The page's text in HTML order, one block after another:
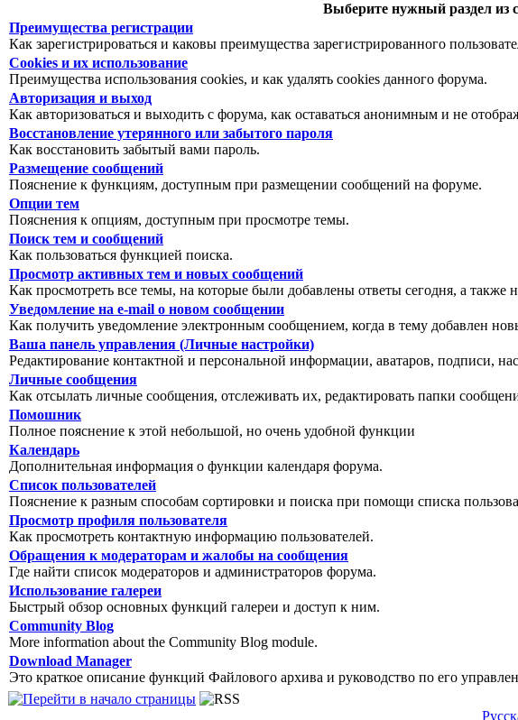
Выберите нужный раздел из
Преимущества регистрации
Как зарегистрироваться и каковы преимущества зарегистрированного
Cookies и их использование
Преимущества использования cookies, и как удалять cookies данного форума.
Авторизация и выход
Как авторизоваться и выходить с форума, как оставаться анонимным и не
Восстановление утерянного или забытого пароля
Как восстановить забытый вами пароль.
Размещение сообщений
Пояснение к функциям, доступным при размещении сообщений на форуме.
Опции тем
Пояснения к опциям, доступным при просмотре темы.
Поиск тем и сообщений
Как пользоваться функцией поиска.
Просмотр активных тем и новых сообщений
Как просмотреть все темы, на которые были добавлены ответы сегодня, а
Уведомление на е-mail о новом сообщении
Как получить уведомление электронным сообщением, когда в тему добавлен
Ваша панель управления (Личные настройки)
Редактирование контактной и персональной информации, аватаров, подписи,
Личные сообщения
Как отсылать личные сообщения, отслеживать их, редактировать папки
Помошник
Полное пояснение к этой небольшой, но очень удобной функции
Календарь
Дополнительная информация о функции календаря форума.
Список пользователей
Пояснение к разным способам сортировки и поиска при помощи списка
Просмотр профиля пользователя
Как просмотреть контактную информацию пользователей.
Обращения к модераторам и жалобы на сообщения
Где найти список модераторов и администраторов форума.
Использование галереи
Быстрый обзор основных функций галереи и доступ к ним.
Community Blog
More information about the Community Blog module.
Download Manager
Это краткое описание функций Файлового архива и руководство по его